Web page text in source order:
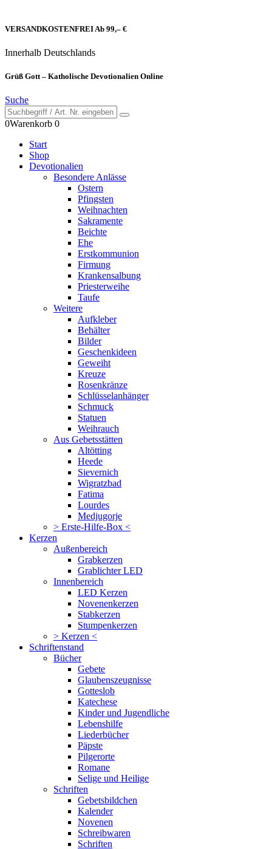
VERSANDKOSTENFREI Ab 99,– €
Innerhalb Deutschlands
Grüß Gott – Katholische Devotionalien Online
Suche
0Warenkorb 0
Start
Shop
Devotionalien
Besondere Anlässe
Ostern
Pfingsten
Weihnachten
Sakramente
Beichte
Ehe
Erstkommunion
Firmung
Krankensalbung
Priesterweihe
Taufe
Weitere
Aufkleber
Behälter
Bilder
Geschenkideen
Geweiht
Kreuze
Rosenkränze
Schlüsselanhänger
Schmuck
Statuen
Weihrauch
Aus Gebetsstätten
Altötting
Heede
Sievernich
Wigratzbad
Fatima
Lourdes
Medjugorje
> Erste-Hilfe-Box <
Kerzen
Außenbereich
Grabkerzen
Grablichter LED
Innenbereich
LED Kerzen
Novenenkerzen
Stabkerzen
Stumpenkerzen
> Kerzen <
Schriftenstand
Bücher
Gebete
Glaubenszeugnisse
Gotteslob
Katechese
Kinder und Jugendliche
Lebenshilfe
Liederbücher
Päpste
Pilgerorte
Romane
Selige und Heilige
Schriften
Gebetsbildchen
Kalender
Novenen
Schreibwaren
Schriften